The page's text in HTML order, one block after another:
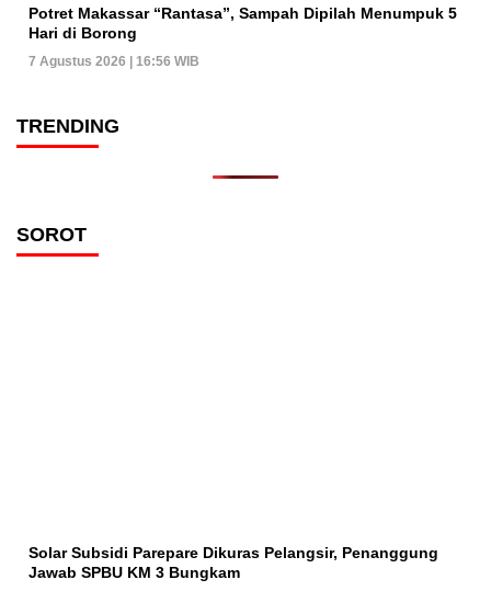
Potret Makassar “Rantasa”, Sampah Dipilah Menumpuk 5
Hari di Borong
7 Agustus 2026 | 16:56 WIB
TRENDING
SOROT
Solar Subsidi Parepare Dikuras Pelangsir, Penanggung
Jawab SPBU KM 3 Bungkam